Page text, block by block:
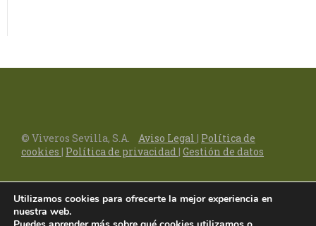
© Viveros Sevilla, S.A. Aviso Legal | Política de
cookies | Política de privacidad | Gestión de datos
Utilizamos cookies para ofrecerte la mejor experiencia en
nuestra web.